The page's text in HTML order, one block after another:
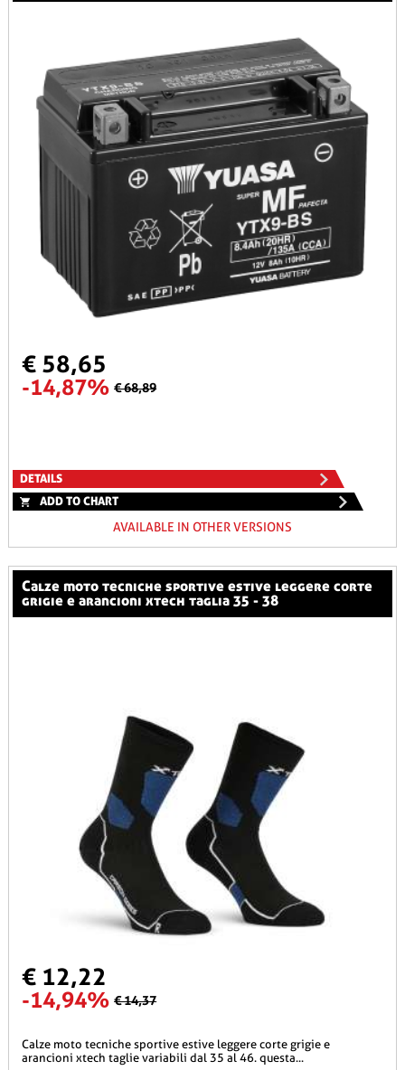
€ 58,65
-14,87% € 68,89
DETAILS
ADD TO CHART
AVAILABLE IN OTHER VERSIONS
calze moto tecniche sportive estive leggere corte
grigie e arancioni xtech taglia 35 - 38
€ 12,22
-14,94% € 14,37
calze moto tecniche sportive estive leggere corte grigie e
arancioni xtech taglie variabili dal 35 al 46. questa...